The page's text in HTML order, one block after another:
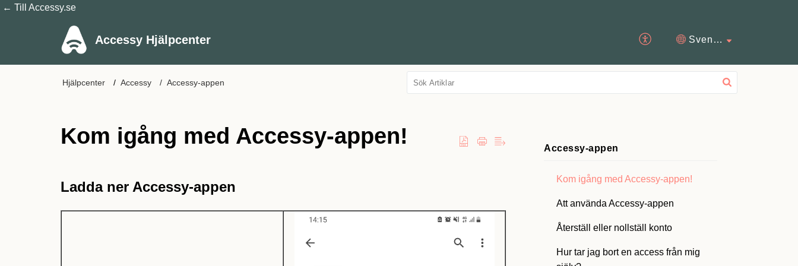
← Till Accessy.se
Accessy Hjälpcenter Svenska
Hjälpcenter Accessy Accessy-appen
Kom igång med Accessy-appen!
Ladda ner Accessy-appen
Accessy-appen
Kom igång med Accessy-appen!
Att använda Accessy-appen
Återställ eller nollställ konto
Hur tar jag bort en access från mig